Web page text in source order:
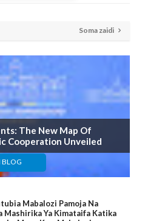
Soma zaidi
The New Map Of
Cooperation Unveiled
Mabalozi Pamoja Na
Mashirika Ya Kimataifa Katika